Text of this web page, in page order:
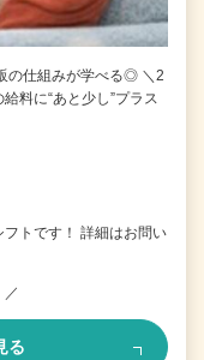
の仕組みが学べる◎ ＼2
料に“あと少し”プラス
トです！ 詳細はお問い
／
る